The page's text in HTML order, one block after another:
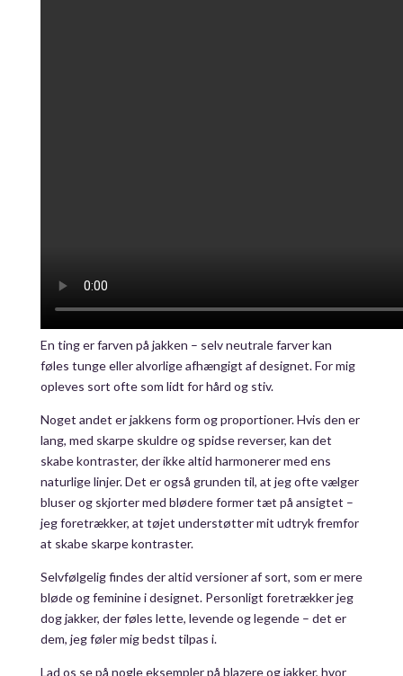
En ting er farven på jakken – selv neutrale farver kan
føles tunge eller alvorlige afhængigt af designet. For mig
opleves sort ofte som lidt for hård og stiv.
Noget andet er jakkens form og proportioner. Hvis den er
lang, med skarpe skuldre og spidse reverser, kan det
skabe kontraster, der ikke altid harmonerer med ens
naturlige linjer. Det er også grunden til, at jeg ofte vælger
bluser og skjorter med blødere former tæt på ansigtet –
jeg foretrækker, at tøjet understøtter mit udtryk fremfor
at skabe skarpe kontraster.
Selvfølgelig findes der altid versioner af sort, som er mere
bløde og feminine i designet. Personligt foretrækker jeg
dog jakker, der føles lette, levende og legende – det er
dem, jeg føler mig bedst tilpas i.
Lad os se på nogle eksempler på blazere og jakker, hvor